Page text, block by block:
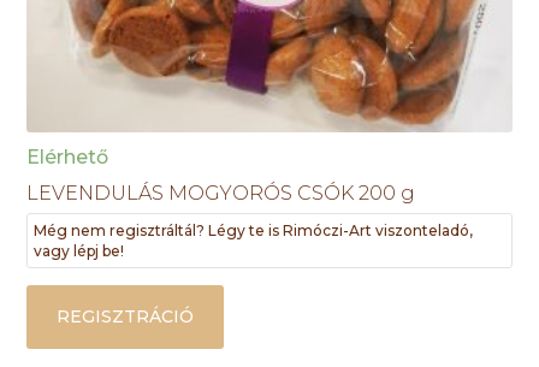
Elérhető
LEVENDULÁS MOGYORÓS CSÓK 200 g
Még nem regisztráltál? Légy te is Rimóczi-Art viszonteladó,
vagy lépj be!
REGISZTRÁCIÓ